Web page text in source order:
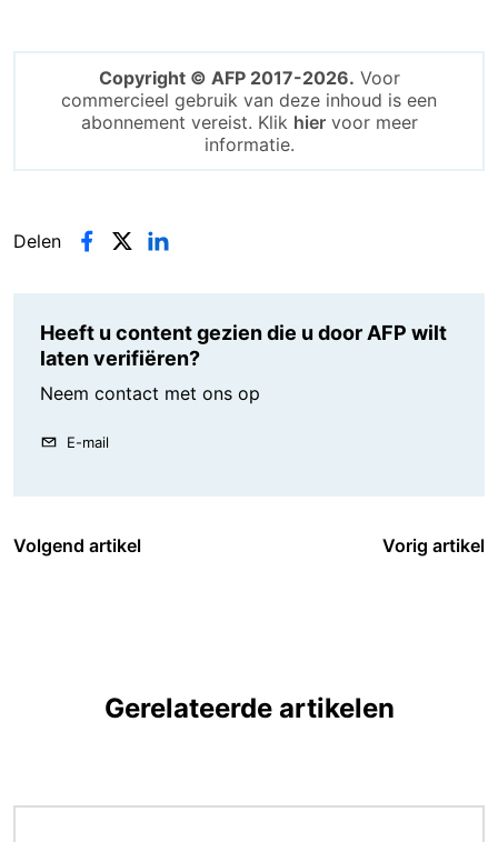
Copyright © AFP 2017-2026. Voor
commercieel gebruik van deze inhoud is een
abonnement vereist. Klik hiervoor meer
informatie.
Delen
Heeft u content gezien die u door AFP wilt
laten verifiëren?
Neem contact met ons op
E-mail
Volgend artikel Vorig artikel
Gerelateerde artikelen